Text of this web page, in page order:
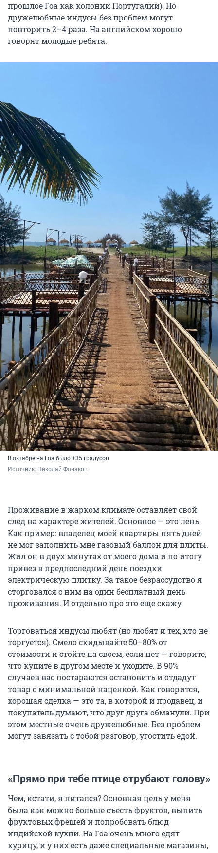
прошлое Гоа как колонии Португалии). Но
дружелюбные индусы без проблем могут
повторить 2–4 раза. На английском хорошо
говорят молодые ребята.
В октябре на Гоа было +35 градусов
Источник: Николай Фонаков
Проживание в жарком климате оставляет свой
след на характере жителей. Основное — это лень.
Как пример: владелец моей квартиры пять дней
не мог заполнить мне газовый баллон для плиты.
Жил он в двух минутах от моего дома и по итогу
привез в предпоследний день поездки
электрическую плитку. За такое безрассудство я
сторговался с ним на один бесплатный день
проживания. И отдельно про это еще скажу.
Торговаться индусы любят (но любят и тех, кто не
торгуется). Смело скидывайте 50–80% от
стоимости и стойте на своем, если нет — говорите,
что купите в другом месте и уходите. В 90%
случаев вас постараются остановить и отдадут
товар с минимальной наценкой. Как говорится,
хорошая сделка — это та, в которой и продавец, и
покупатель думают, что друг друга обманули. При
этом местные очень дружелюбные. Без проблем
могут завязать с тобой разговор, угостить едой.
«Прямо при тебе птице отрубают голову»
Чем, кстати, я питался? Основная цель у меня
была как можно больше съесть фруктов, выпить
фруктовых фрешей и попробовать блюд
индийской кухни. На Гоа очень много едят
курицу, и у них есть даже специальные магазины,